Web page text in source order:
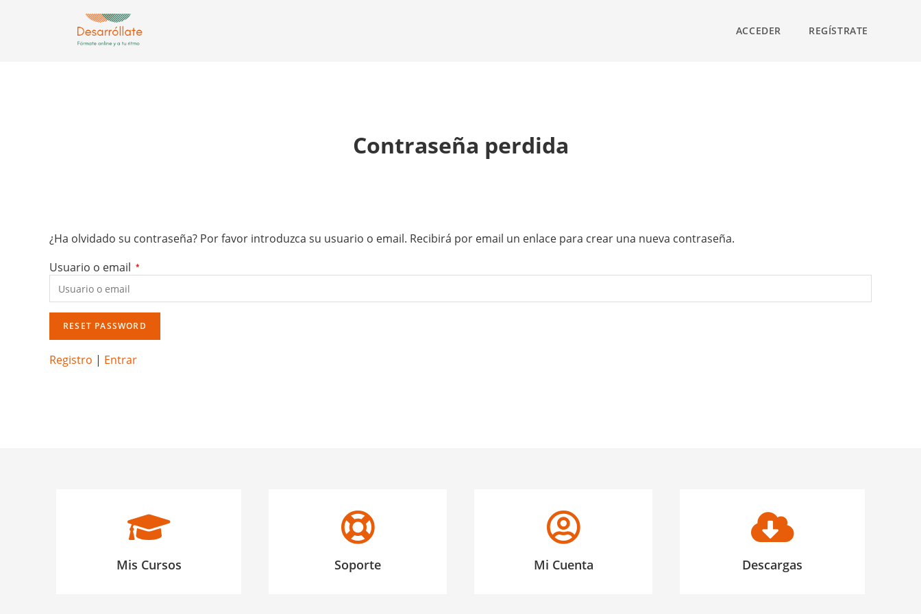
ACCEDER REGÍSTRATE
Contraseña perdida
¿Ha olvidado su contraseña? Por favor introduzca su usuario o email. Recibirá por email un enlace para crear una nueva contraseña.
Usuario o email *
RESET PASSWORD
Registro | Entrar
Mis Cursos Soporte Mi Cuenta Descargas